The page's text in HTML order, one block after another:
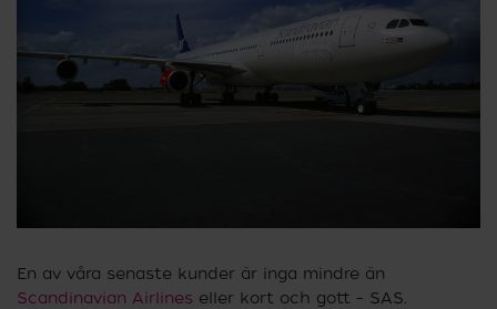
En av våra senaste kunder är inga mindre än
Scandinavian Airlines eller kort och gott – SAS.